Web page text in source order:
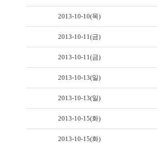
2013-10-10(목)
2013-10-11(금)
2013-10-11(금)
2013-10-13(일)
2013-10-13(일)
2013-10-15(화)
2013-10-15(화)